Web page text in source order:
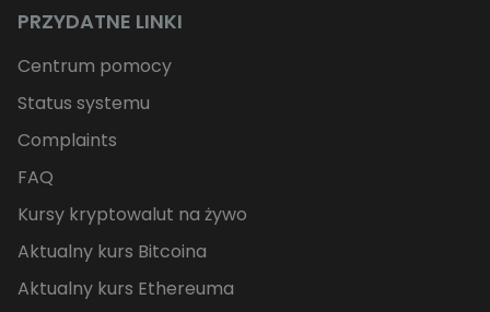
PRZYDATNE LINKI
Centrum pomocy
Status systemu
Complaints
FAQ
Kursy kryptowalut na żywo
Aktualny kurs Bitcoina
Aktualny kurs Ethereuma